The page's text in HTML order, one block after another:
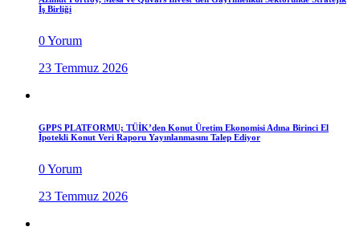
İş Birliği
0 Yorum
23 Temmuz 2026
GPPS PLATFORMU; TÜİK’den Konut Üretim Ekonomisi Adına Birinci El
İpotekli Konut Veri Raporu Yayınlanmasını Talep Ediyor
0 Yorum
23 Temmuz 2026